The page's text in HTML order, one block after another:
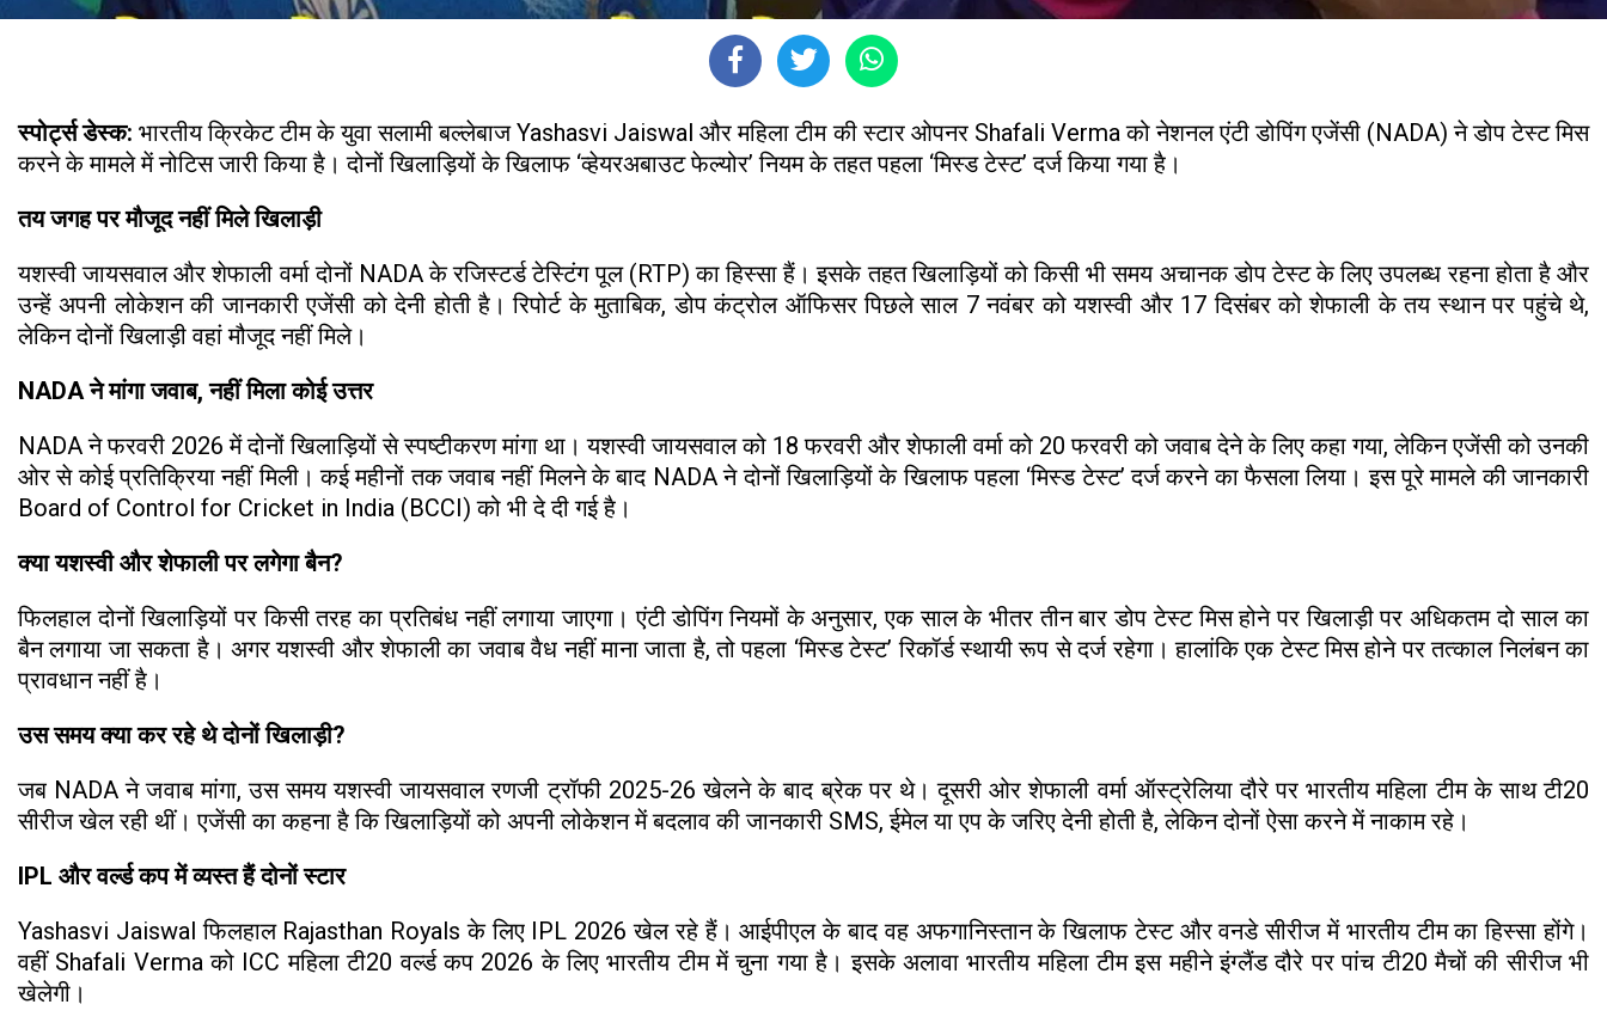
स्पोर्ट्स डेस्क: भारतीय क्रिकेट टीम के युवा सलामी बल्लेबाज Yashasvi Jaiswal और महिला टीम की स्टार ओपनर Shafali Verma को नेशनल एंटी डोपिंग एजेंसी (NADA) ने डोप टेस्ट मिस
करने के मामले में नोटिस जारी किया है। दोनों खिलाड़ियों के खिलाफ ‘व्हेयरअबाउट फेल्योर’ नियम के तहत पहला ‘मिस्ड टेस्ट’ दर्ज किया गया है।
तय जगह पर मौजूद नहीं मिले खिलाड़ी
यशस्वी जायसवाल और शेफाली वर्मा दोनों NADA के रजिस्टर्ड टेस्टिंग पूल (RTP) का हिस्सा हैं। इसके तहत खिलाड़ियों को किसी भी समय अचानक डोप टेस्ट के लिए उपलब्ध रहना होता है और
उन्हें अपनी लोकेशन की जानकारी एजेंसी को देनी होती है। रिपोर्ट के मुताबिक, डोप कंट्रोल ऑफिसर पिछले साल 7 नवंबर को यशस्वी और 17 दिसंबर को शेफाली के तय स्थान पर पहुंचे थे,
लेकिन दोनों खिलाड़ी वहां मौजूद नहीं मिले।
NADA ने मांगा जवाब, नहीं मिला कोई उत्तर
NADA ने फरवरी 2026 में दोनों खिलाड़ियों से स्पष्टीकरण मांगा था। यशस्वी जायसवाल को 18 फरवरी और शेफाली वर्मा को 20 फरवरी को जवाब देने के लिए कहा गया, लेकिन एजेंसी को उनकी
ओर से कोई प्रतिक्रिया नहीं मिली। कई महीनों तक जवाब नहीं मिलने के बाद NADA ने दोनों खिलाड़ियों के खिलाफ पहला ‘मिस्ड टेस्ट’ दर्ज करने का फैसला लिया। इस पूरे मामले की जानकारी
Board of Control for Cricket in India (BCCI) को भी दे दी गई है।
क्या यशस्वी और शेफाली पर लगेगा बैन?
फिलहाल दोनों खिलाड़ियों पर किसी तरह का प्रतिबंध नहीं लगाया जाएगा। एंटी डोपिंग नियमों के अनुसार, एक साल के भीतर तीन बार डोप टेस्ट मिस होने पर खिलाड़ी पर अधिकतम दो साल का
बैन लगाया जा सकता है। अगर यशस्वी और शेफाली का जवाब वैध नहीं माना जाता है, तो पहला ‘मिस्ड टेस्ट’ रिकॉर्ड स्थायी रूप से दर्ज रहेगा। हालांकि एक टेस्ट मिस होने पर तत्काल निलंबन का
प्रावधान नहीं है।
उस समय क्या कर रहे थे दोनों खिलाड़ी?
जब NADA ने जवाब मांगा, उस समय यशस्वी जायसवाल रणजी ट्रॉफी 2025-26 खेलने के बाद ब्रेक पर थे। दूसरी ओर शेफाली वर्मा ऑस्ट्रेलिया दौरे पर भारतीय महिला टीम के साथ टी20
सीरीज खेल रही थीं। एजेंसी का कहना है कि खिलाड़ियों को अपनी लोकेशन में बदलाव की जानकारी SMS, ईमेल या एप के जरिए देनी होती है, लेकिन दोनों ऐसा करने में नाकाम रहे।
IPL और वर्ल्ड कप में व्यस्त हैं दोनों स्टार
Yashasvi Jaiswal फिलहाल Rajasthan Royals के लिए IPL 2026 खेल रहे हैं। आईपीएल के बाद वह अफगानिस्तान के खिलाफ टेस्ट और वनडे सीरीज में भारतीय टीम का हिस्सा होंगे।
वहीं Shafali Verma को ICC महिला टी20 वर्ल्ड कप 2026 के लिए भारतीय टीम में चुना गया है। इसके अलावा भारतीय महिला टीम इस महीने इंग्लैंड दौरे पर पांच टी20 मैचों की सीरीज भी
खेलेगी।